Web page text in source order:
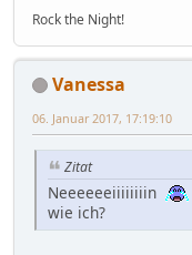
Rock the Night!
Vanessa
06. Januar 2017, 17:19:10
Zitat
Neeeeeeiiiiiiiin
wie ich?